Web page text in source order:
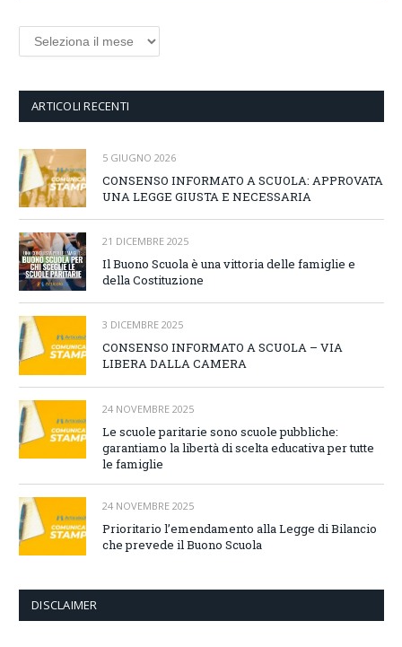
Archivi
ARTICOLI RECENTI
5 GIUGNO 2026
CONSENSO INFORMATO A SCUOLA: APPROVATA
UNA LEGGE GIUSTA E NECESSARIA
21 DICEMBRE 2025
Il Buono Scuola è una vittoria delle famiglie e
della Costituzione
3 DICEMBRE 2025
CONSENSO INFORMATO A SCUOLA – VIA
LIBERA DALLA CAMERA
24 NOVEMBRE 2025
Le scuole paritarie sono scuole pubbliche:
garantiamo la libertà di scelta educativa per tutte
le famiglie
24 NOVEMBRE 2025
Prioritario l’emendamento alla Legge di Bilancio
che prevede il Buono Scuola
DISCLAIMER